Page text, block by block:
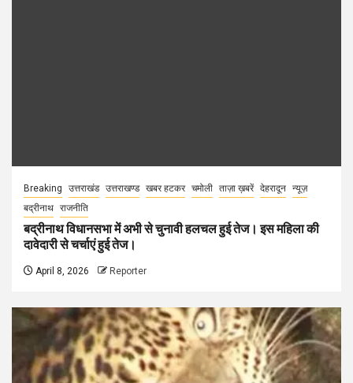
Breaking उत्तराखंड उत्तराखण्ड खबर हटकर चमोली ताज़ा ख़बरें देहरादून न्यूज़
बद्रीनाथ राजनीति
बद्रीनाथ विधानसभा में अभी से चुनावी हलचल हुई तेज। इस महिला की
दावेदारी से चर्चाएं हुई तेज।
April 8, 2026 Reporter